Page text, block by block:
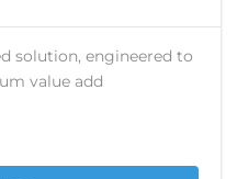
solution, engineered to
value add